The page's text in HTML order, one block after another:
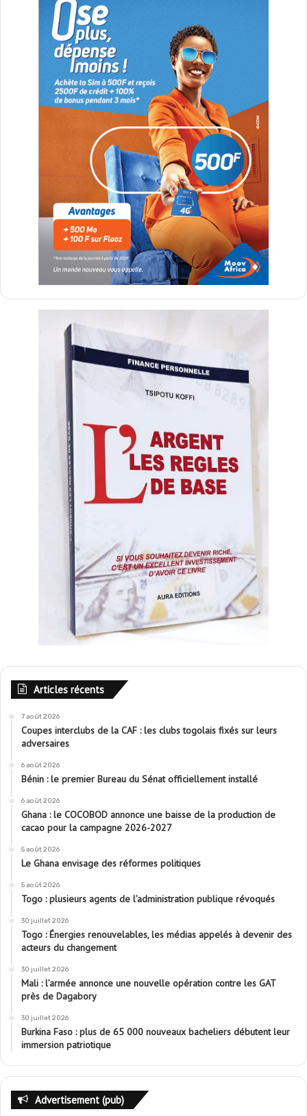
Articles récents
7 août 2026
Coupes interclubs de la CAF : les clubs togolais fixés sur leurs
adversaires
6 août 2026
Bénin : le premier Bureau du Sénat officiellement installé
6 août 2026
Ghana : le COCOBOD annonce une baisse de la production de
cacao pour la campagne 2026-2027
5 août 2026
Le Ghana envisage des réformes politiques
5 août 2026
Togo : plusieurs agents de l’administration publique révoqués
30 juillet 2026
Togo : Énergies renouvelables, les médias appelés à devenir des
acteurs du changement
30 juillet 2026
Mali : l’armée annonce une nouvelle opération contre les GAT
près de Dagabory
30 juillet 2026
Burkina Faso : plus de 65 000 nouveaux bacheliers débutent leur
immersion patriotique
Advertisement (pub)